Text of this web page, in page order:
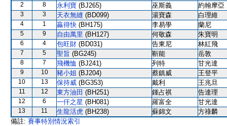
2 8 永利寶 (BJ265) 巫斯義 約翰摩亞
3 3 天衣無縫 (BD099) 湯寶森 白理維
4 1 贏得快 (BH175) 李易學 蘭尼
5 9 自由萬里 (BH127) 何敬森 朱寶明
6 4 包旺財 (BD031) 告東尼 林紅飛
7 5 聖旨 (BG245) 靳能 岳敦
8 7 飛機恤 (BJ241) 列特 甘光達
9 10 豬小姐 (BJ204) 蔡鎮威 王登平
10 13 保持威 (BG353) 戴利 王兆旦
11 12 東方油田 (BH251) 鍾占祺 告達理
12 6 一仟之星 (BH081) 羅富全 甘光達
13 11 生龍活虎 (BH238) 蘇錦文
方祿麟
備註: 賽事特別情況索引